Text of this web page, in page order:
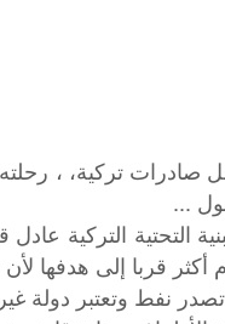
صادرات تركية، ،
...
التحتية التركية
إلى هدفها لأن تصبح أحد أقوى
تصدر نفط وتعتبر دولة